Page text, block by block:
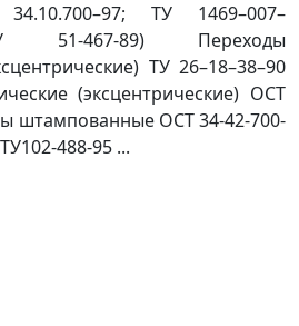
ТУ 1469–007–
51-467-89) Переходы
ТУ 26–18–38–90
(эксцентрические) ОСТ
штампованные ОСТ 34-42-700-
488-95 ...